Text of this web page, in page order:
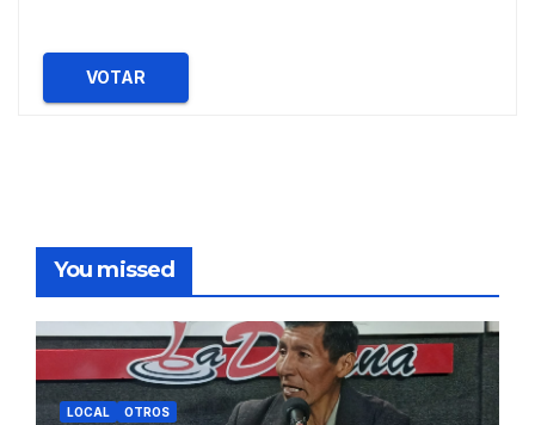
VOTAR
You missed
LOCAL OTROS